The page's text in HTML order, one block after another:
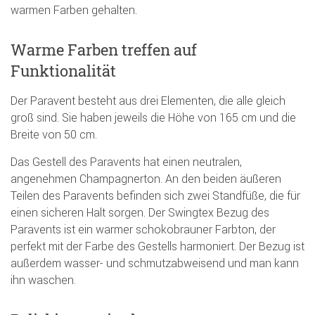
warmen Farben gehalten.
Warme Farben treffen auf
Funktionalität
Der Paravent besteht aus drei Elementen, die alle gleich
groß sind. Sie haben jeweils die Höhe von 165 cm und die
Breite von 50 cm.
Das Gestell des Paravents hat einen neutralen,
angenehmen Champagnerton. An den beiden äußeren
Teilen des Paravents befinden sich zwei Standfüße, die für
einen sicheren Halt sorgen. Der Swingtex Bezug des
Paravents ist ein warmer schokobrauner Farbton, der
perfekt mit der Farbe des Gestells harmoniert. Der Bezug ist
außerdem wasser- und schmutzabweisend und man kann
ihn waschen.